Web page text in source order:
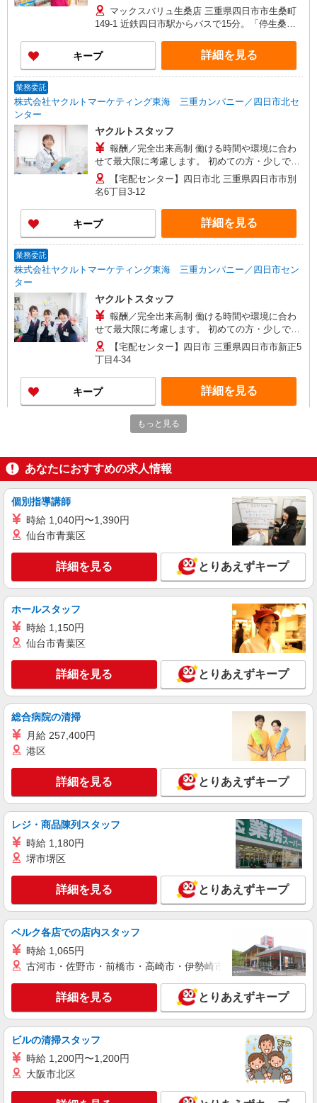
月後、6カ月ごと更新 ※試用期間中も条件は同じ
です
マックスバリュ生桑店 三重県四日市市生桑町
149-1 近鉄四日市駅からバスで15分。「停生桑
キープ 詳細を見る
業務委託
株式会社ヤクルトマーケティング東海 三重カンパニー／四日市北セ
ンター
ヤクルトスタッフ
報酬／完全出来高制 働ける時間や環境に合わ
せて最大限に考慮します。 初めての方・少しでも
不安のある方、お気軽にお問い合わせください！
※収入補償／ 100,000円/月 ※収入補償期間／6
ヶ月間 ※研修費用手当支給21,000円（10日間
10:00〜12：00+交通費） ◆商品買取りなし！働い
た分はしっかり稼げます◎ 収入保障期間：6か月
【宅配センター】四日市北 三重県四日市市別
名6丁目3-12
キープ 詳細を見る
業務委託
株式会社ヤクルトマーケティング東海 三重カンパニー／四日市セン
ター
ヤクルトスタッフ
報酬／完全出来高制 働ける時間や環境に合わ
せて最大限に考慮します。 初めての方・少しでも
不安のある方、お気軽にお問い合わせください！
※収入補償／ 100,000円/月 ※収入補償期間／6
ヶ月間 ※研修費用手当支給21,000円（10日間
10:00〜12：00+交通費） ◆商品買取りなし！働い
た分はしっかり稼げます◎ 収入保障期間：6か月
【宅配センター】四日市 三重県四日市市新正5
丁目4-34
キープ 詳細を見る
ヤクルトスタッフ
報酬／完全出来高制 働ける時間や環境に合わ
せて最大限に考慮します。 初めての方・少しでも
不安のある方、お気軽にお問い合わせください！
※収入補償／ 100,000円/月 ※収入補償期間／6
ヶ月間 ※研修費用手当支給21,000円（10日間
10:00〜12：00+交通費） ◆商品買取りなし！働い
た分はしっかり稼げます◎ 収入保障期間：6か月
【宅配センター】波木 三重県四日市市波木町
389－89
キープ 詳細を見る
もっと見る
あなたにおすすめの求人情報
個別指導講師
時給 1,040円〜1,390円
仙台市青葉区
詳細を見る とりあえずキープ
ホールスタッフ
時給 1,150円
仙台市青葉区
詳細を見る とりあえずキープ
総合病院の清掃
月給 257,400円
港区
詳細を見る とりあえずキープ
レジ・商品陳列スタッフ
時給 1,180円
堺市堺区
詳細を見る とりあえずキープ
ベルク各店での店内スタッフ
時給 1,065円
古河市・佐野市・前橋市・高崎市・伊勢崎市・太田市・館林市
詳細を見る とりあえずキープ
ビルの清掃スタッフ
時給 1,200円〜1,200円
大阪市北区